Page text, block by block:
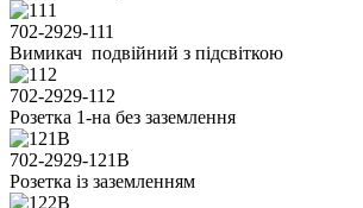
702-2929-111
Вимикач подвійний з підсвіткою
702-2929-112
Розетка 1-на без заземлення
702-2929-121В
Розетка із заземленням